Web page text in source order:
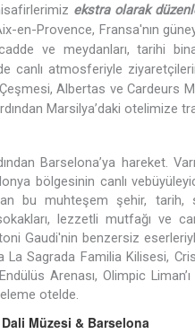
ekstra olarak
en-Provence, Fransa'nın
ve meydanları, tarihi
canlı atmosferiyle
Albertas ve Cardeurs
Marsilya’daki otelimize
Barselona’ya hareket.
bölgesinin canlı
bu muhteşem şehir,
lezzetli mutfağı ve
Gaudi'nin benzersiz
La Sagrada Familia Kilisesi,
Arenası, Olimpic
otelde.
Müzesi & Barselona